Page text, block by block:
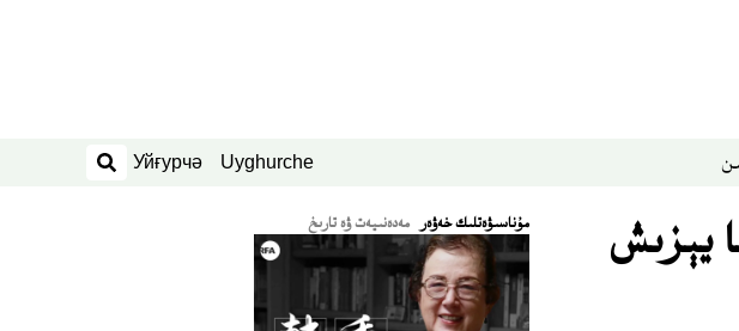
Uyghurche
Уйғурчә
ئىزدەش
يېزىش
ﻣﯘﻧﺎﺳﯩﯟﻩﺗﻠﯩﻚ ﺧﻪﯞﻩﺭ مەدەنىيەت ۋە تارىخ